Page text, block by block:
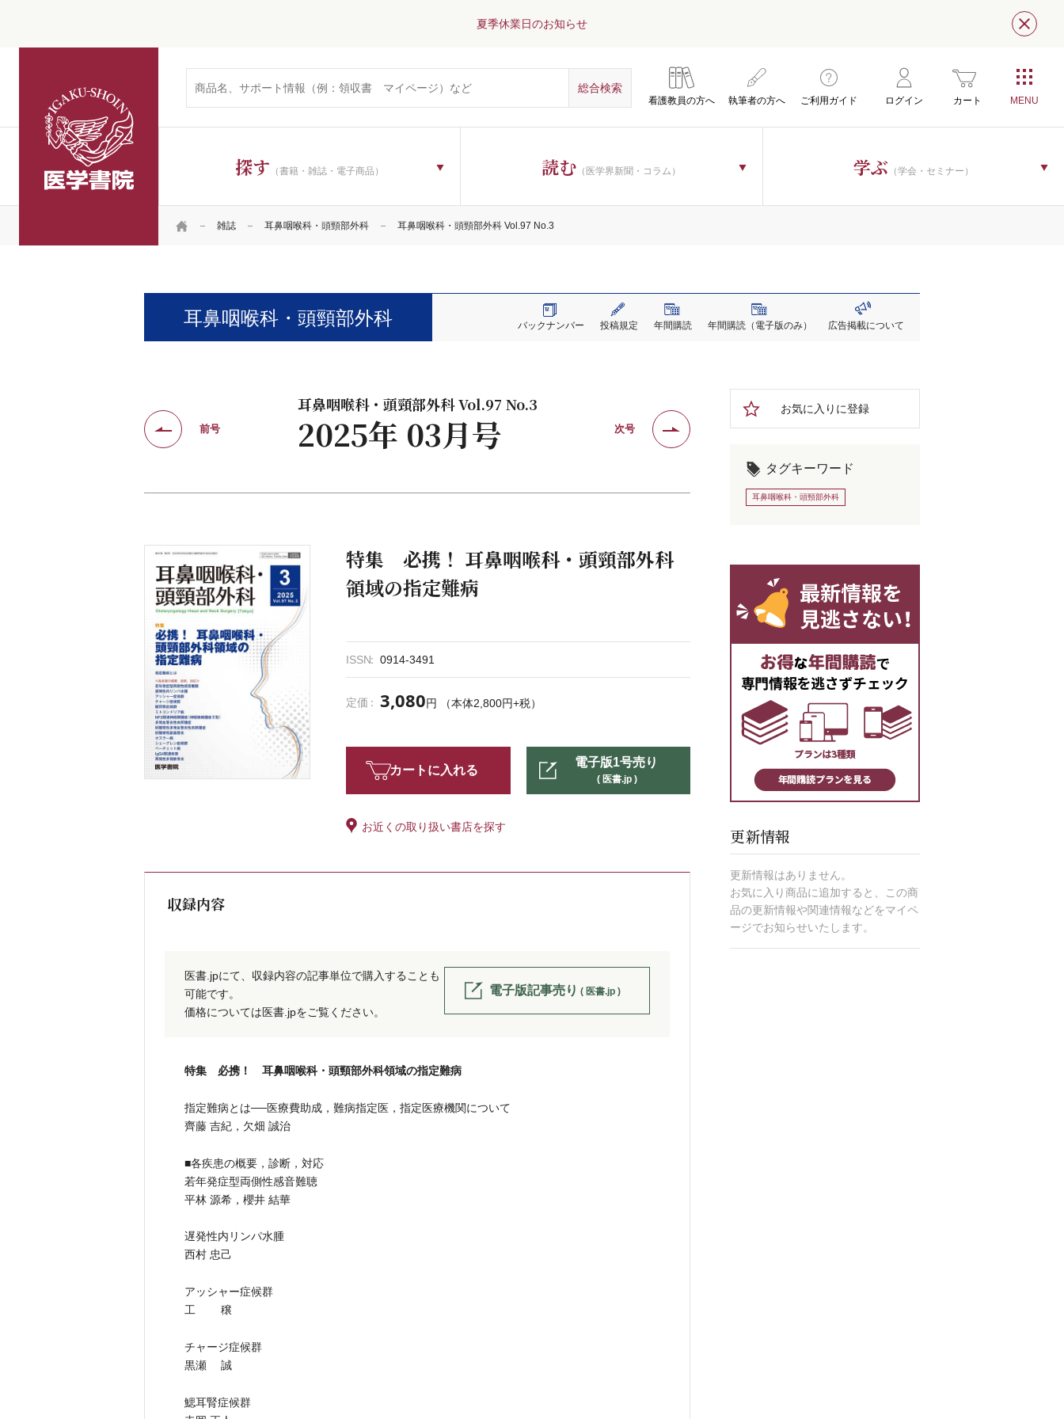
夏季休業日のお知らせ 閉じ
看護教員の方へ 執筆者の方へ ご利用ガイド ログイン カート
探す （書籍・雑誌・電子商品） 読む （医学界新聞・コラム） 学ぶ （学会・セミナー）
HOME 雑誌 耳鼻咽喉科・頭頸部外科 耳鼻咽喉科・頭頸部外科 Vol.97 No.3
耳鼻咽喉科・頭頸部外科 バックナンバー 投稿規定 年間購読 年間購読 （電子版のみ） 広告掲載について
耳鼻咽喉科・頭頸部外科 Vol.97 No.3
2025年 03月号
前号 次号
特集 必携！ 耳鼻咽喉科・頭頸部外科
領域の指定難病
ISSN 0914-3491
定価 3,080円 （本体2,800円+税）
カートに入れる
電子版1号売り
( 医書.jp )
お近くの取り扱い書店を探す
収録内容
医書.jpにて、収録内容の記事単位で購入することも
可能です。
価格については医書.jpをご覧ください。
電子版記事売り ( 医書.jp )
特集 必携！ 耳鼻咽喉科・頭頸部外科領域の指定難病
指定難病とは──医療費助成，難病指定医，指定医療機関について
齊藤 吉紀，欠畑 誠治
■各疾患の概要，診断，対応
若年発症型両側性感音難聴
平林 源希，櫻井 結華
遅発性内リンパ水腫
西村 忠己
アッシャー症候群
工 穣
チャージ症候群
黒瀬 誠
鰓耳腎症候群
お気に入りに登録
タグキーワード
耳鼻咽喉科・頭頸部外科
更新情報
更新情報はありません。
お気に入り商品に追加すると、この商
品の更新情報や関連情報などをマイペ
ージでお知らせいたします。